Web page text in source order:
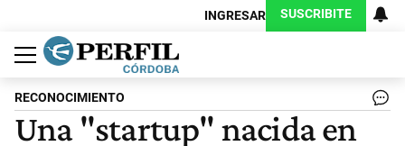
INGRESAR SUSCRIBITE
Política
Economía
Judiciales
Sociedad
Cultura
Espectáculos
Deportes
Protagonistas
RECONOCIMIENTO
Una "startup" nacida en